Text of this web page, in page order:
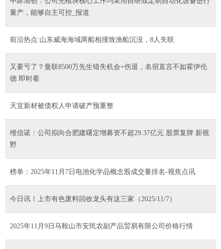
量产，能够自主可控_报道
前沿热点:山东威海海域两船相撞致渔船沉没，8人失联
又要亏了？曼联8500万先生错失机会+伤退，名宿直言不如霍伊伦
德 即时看
天宜新材被债权人申请破产预重整
维信诺：公司拟向合肥建曙定增募资不超29.37亿元 股票复牌 新视
野
榜单：2025年11月7日电池化学品概念股成交量排名-视焦点讯
今日讯！上市有色废料回收龙头有这三家（2025/11/7）
2025年11月9日马鞍山市安民农副产品贸易有限公司价格行情